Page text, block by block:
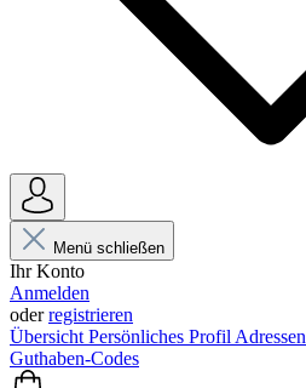
Menü schließen
Ihr Konto
Anmelden
oderregistrieren
Übersicht Persönliches Profil Adressen
Guthaben-Codes